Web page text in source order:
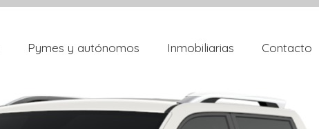
Pymes y autónomos Inmobiliarias Contacto